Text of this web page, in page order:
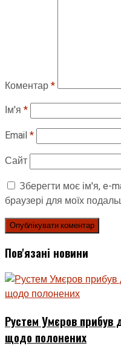
Коментар*
Ім'я *
Email*
Сайт
Зберегти моє ім'я, e-
браузері для моїх
Пов'язані новини
Рустем Умєров прибув
щодо полонених